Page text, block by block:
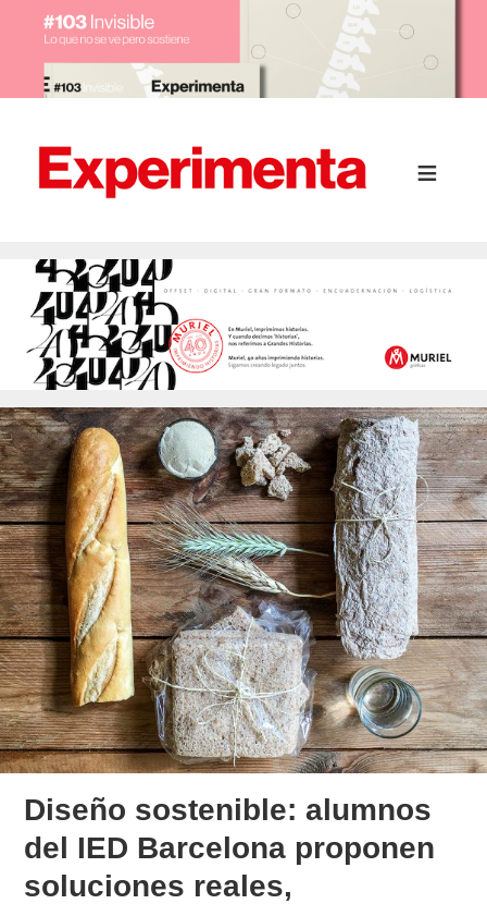
Diseño sostenible: alumnos
del IED Barcelona proponen
soluciones reales,